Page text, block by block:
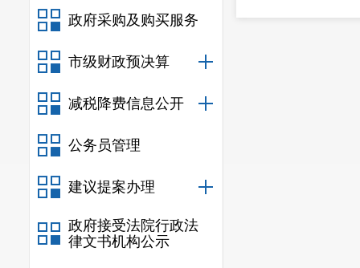
政府采购及购买服务
市级财政预决算
减税降费信息公开
公务员管理
建议提案办理
政府接受法院行政法
律文书机构公示